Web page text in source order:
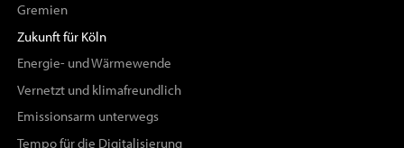
Gremien
Zukunft für Köln
Energie- und Wärmewende
Vernetzt und klimafreundlich
Emissionsarm unterwegs
Tempo für die Digitalisierung